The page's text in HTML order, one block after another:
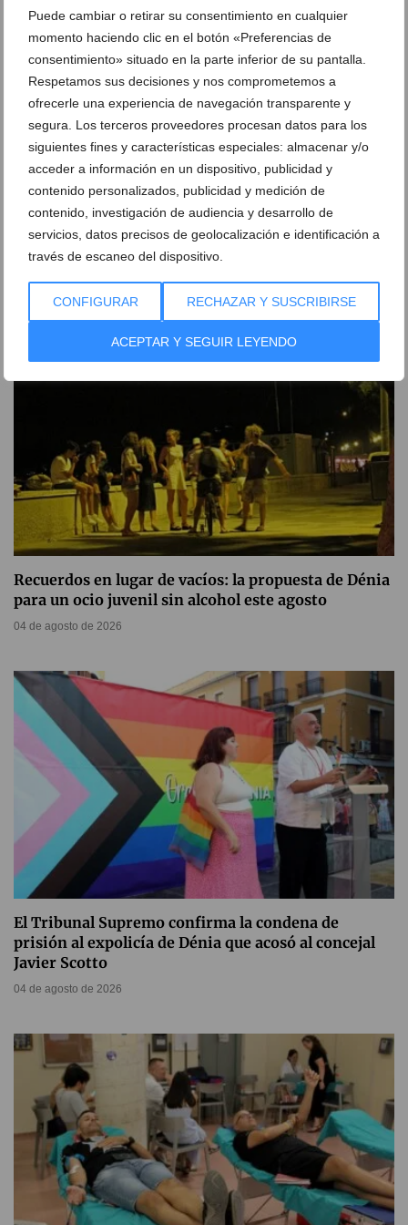
Puede cambiar o retirar su consentimiento en cualquier
momento haciendo clic en el botón «Preferencias de
consentimiento» situado en la parte inferior de su pantalla.
Respetamos sus decisiones y nos comprometemos a
ofrecerle una experiencia de navegación transparente y
segura. Los terceros proveedores procesan datos para los
siguientes fines y características especiales: almacenar y/o
acceder a información en un dispositivo, publicidad y
contenido personalizados, publicidad y medición de
contenido, investigación de audiencia y desarrollo de
servicios, datos precisos de geolocalización e identificación a
través de escaneo del dispositivo.
CONFIGURAR RECHAZAR Y SUSCRIBIRSE
ACEPTAR Y SEGUIR LEYENDO
Dénia renueva su compromiso solidario con una
jornada de donación de sangre
05 de agosto de 2026
Recuerdos en lugar de vacíos: la propuesta de Dénia
para un ocio juvenil sin alcohol este agosto
04 de agosto de 2026
El Tribunal Supremo confirma la condena de
prisión al expolicía de Dénia que acosó al concejal
Javier Scotto
04 de agosto de 2026